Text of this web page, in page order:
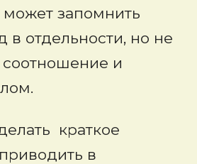
может запомнить
в отдельности, но не
и
краткое
в